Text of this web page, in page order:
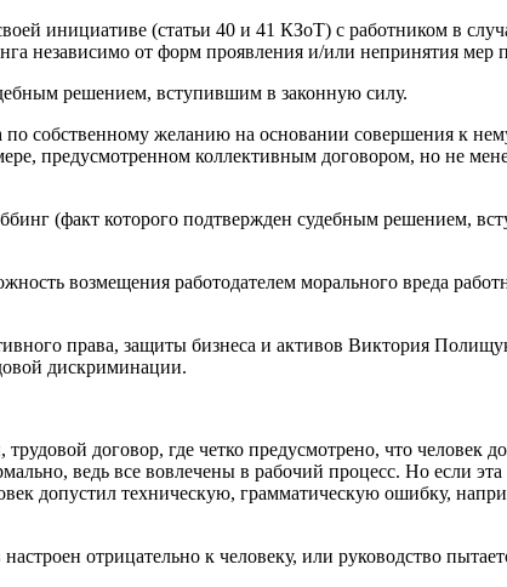
инициативе (статьи 40 и 41 КЗоТ) с работником в
независимо от форм проявления и/или непринятия мер
решением, вступившим в законную силу.
по собственному желанию на основании совершения к
предусмотренном коллективным договором, но не
(факт которого подтвержден судебным решением,
возмещения работодателем морального вреда
права, защиты бизнеса и активов Виктория
дискриминации.
договор, где четко предусмотрено, что человек
ведь все вовлечены в рабочий процесс. Но если
допустил техническую, грамматическую ошибку,
отрицательно к человеку, или руководство